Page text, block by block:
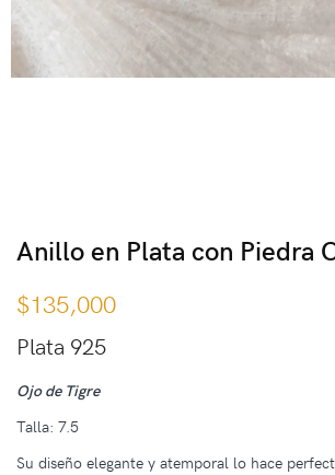
Anillo en Plata con Piedra
$135,000
Plata 925
Ojo de Tigre
Talla: 7.5
Su diseño elegante y atemporal lo hace